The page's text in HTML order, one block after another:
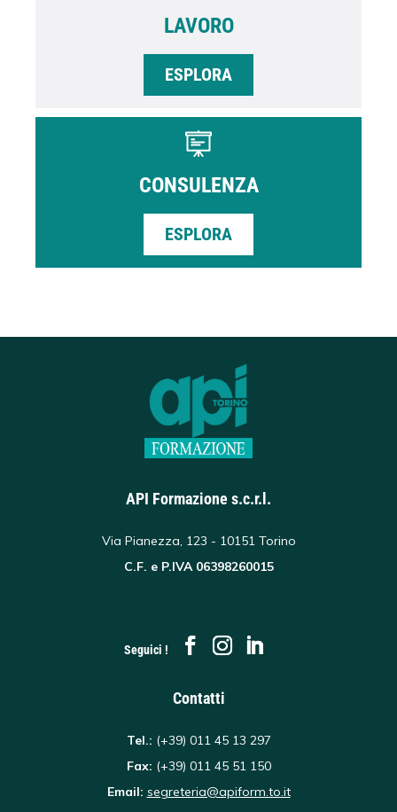
LAVORO
ESPLORA
CONSULENZA
ESPLORA
API Formazione s.c.r.l.
Via Pianezza, 123 - 10151 Torino
C.F. e P.IVA 06398260015
Seguici !
Contatti
Tel.: (+39) 011 45 13 297
Fax: (+39) 011 45 51 150
Email: segreteria@apiform.to.it